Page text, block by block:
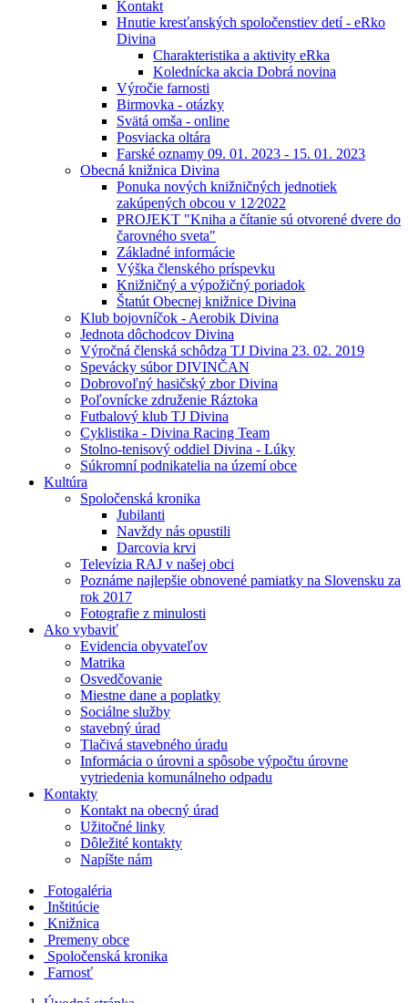
Kontakt
Hnutie kresťanských spoločenstiev detí - eRko
Divina
Charakteristika a aktivity eRka
Kolednícka akcia Dobrá novina
Výročie farnosti
Birmovka - otázky
Svätá omša - online
Posviacka oltára
Farské oznamy 09. 01. 2023 - 15. 01. 2023
Obecná knižnica Divina
Ponuka nových knižničných jednotiek
zakúpených obcou v 12⁄2022
PROJEKT "Kniha a čítanie sú otvorené dvere do
čarovného sveta"
Základné informácie
Výška členského príspevku
Knižničný a výpožičný poriadok
Štatút Obecnej knižnice Divina
Klub bojovníčok - Aerobik Divina
Jednota dôchodcov Divina
Výročná členská schôdza TJ Divina 23. 02. 2019
Spevácky súbor DIVINČAN
Dobrovoľný hasičský zbor Divina
Poľovnícke združenie Ráztoka
Futbalový klub TJ Divina
Cyklistika - Divina Racing Team
Stolno-tenisový oddiel Divina - Lúky
Súkromní podnikatelia na území obce
Kultúra
Spoločenská kronika
Jubilanti
Navždy nás opustili
Darcovia krvi
Televízia RAJ v našej obci
Poznáme najlepšie obnovené pamiatky na Slovensku za
rok 2017
Fotografie z minulosti
Ako vybaviť
Evidencia obyvateľov
Matrika
Osvedčovanie
Miestne dane a poplatky
Sociálne služby
stavebný úrad
Tlačivá stavebného úradu
Informácia o úrovni a spôsobe výpočtu úrovne
vytriedenia komunálneho odpadu
Kontakty
Kontakt na obecný úrad
Užitočné linky
Dôležité kontakty
Napíšte nám
Fotogaléria
Inštitúcie
Knižnica
Premeny obce
Spoločenská kronika
Farnosť